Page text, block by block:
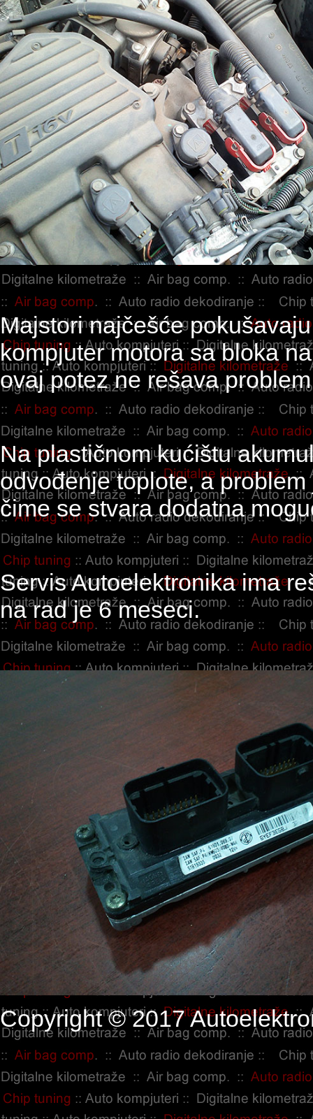
Majstori najčešće
kompjuter motora sa bloka
ovaj potez ne rešava
Na plastičnom kućištu
odvođenje toplote, a
čime se stvara dodatna
Servis Autoelektronika ima
na rad je 6 meseci.
Copyright © 2017